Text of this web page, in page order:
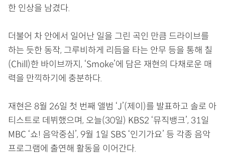
한 인상을 남겼다.
더불어 차 안에서 일어난 일을 그린 곡인 만큼 드라이브를
하는 듯한 동작, 그루비하게 리듬을 타는 안무 등을 통해 칠
(Chill)한 바이브까지, ‘Smoke’에 담은 재현의 다채로운 매
력을 만끽하기에 충분하다.
재현은 8월 26일 첫 번째 앨범 ‘J’(제이)를 발표하고 솔로 아
티스트로 데뷔했으며, 오늘(30일) KBS2 ‘뮤직뱅크’, 31일
MBC ‘쇼! 음악중심’, 9월 1일 SBS ‘인기가요’ 등 각종 음악
프로그램에 출연해 활동을 이어간다.